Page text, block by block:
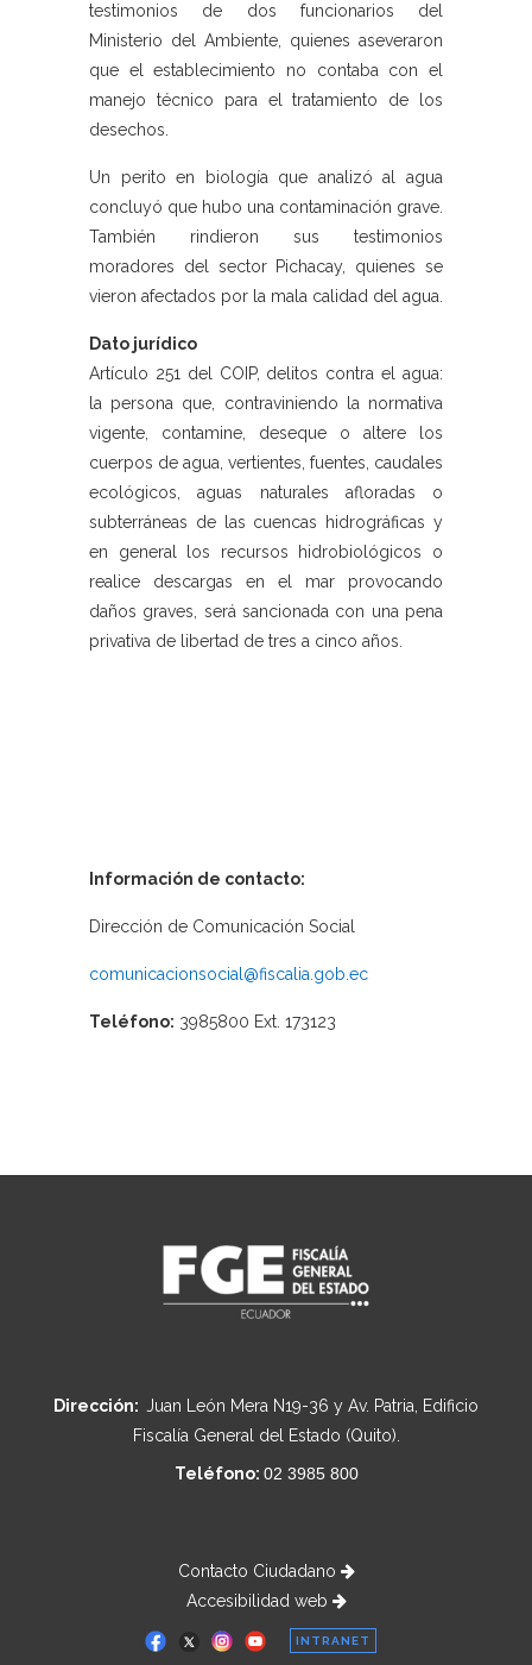
testimonios de dos funcionarios del
Ministerio del Ambiente, quienes aseveraron
que el establecimiento no contaba con el
manejo técnico para el tratamiento de los
desechos.
Un perito en biología que analizó al agua
concluyó que hubo una contaminación grave.
También rindieron sus testimonios
moradores del sector Pichacay, quienes se
vieron afectados por la mala calidad del agua.
Dato jurídico
Artículo 251 del COIP, delitos contra el agua:
la persona que, contraviniendo la normativa
vigente, contamine, deseque o altere los
cuerpos de agua, vertientes, fuentes, caudales
ecológicos, aguas naturales afloradas o
subterráneas de las cuencas hidrográficas y
en general los recursos hidrobiológicos o
realice descargas en el mar provocando
daños graves, será sancionada con una pena
privativa de libertad de tres a cinco años.
Información de contacto:
Dirección de Comunicación Social
comunicacionsocial@fiscalia.gob.ec
Teléfono: 3985800 Ext. 173123
Dirección: Juan León Mera N19-36 y Av. Patria, Edificio
Fiscalía General del Estado (Quito).
Teléfono: 02 3985 800
Contacto Ciudadano
Accesibilidad web
INTRANET